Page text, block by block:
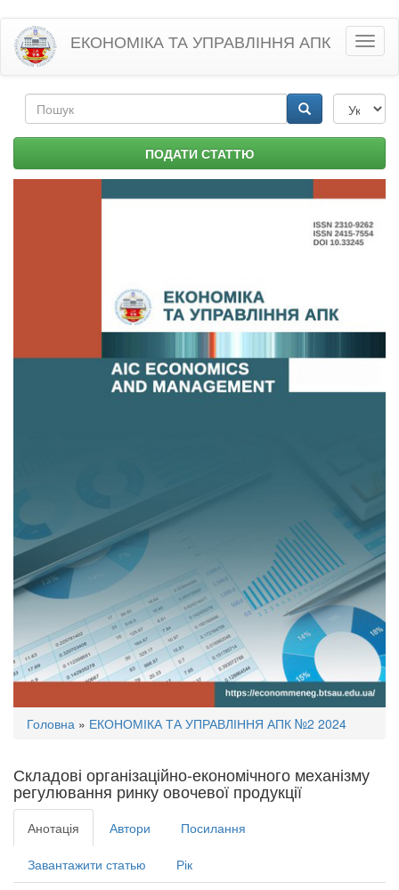
Перейти
основного
матеріалу
ЕКОНОМІКА ТА УПРАВЛІННЯ АПК
Пошукова
форма ПОДАТИ СТАТТЮ
Ви
тут
Головна » ЕКОНОМІКА ТА УПРАВЛІННЯ АПК №2 2024
Складові організаційно-економічного механізму
регулювання ринку овочевої продукції
Анотація Автори Посилання
Завантажити статью Рік